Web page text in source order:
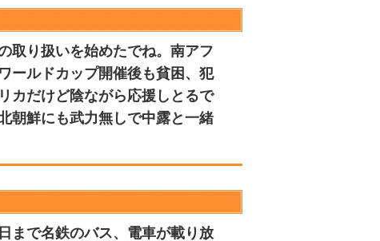
取り扱いを始めたでね。南アフ
ールドカップ開催後も貧困、犯
カだけど陰ながら応援しとるで
朝鮮にも武力無しで中露と一緒
まで名鉄のバス、電車が載り放